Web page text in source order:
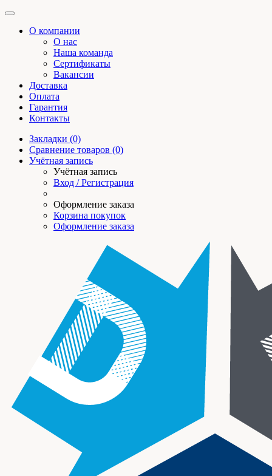
О компании
О нас
Наша команда
Сертификаты
Вакансии
Доставка
Оплата
Гарантия
Контакты
Закладки (0)
Сравнение товаров (0)
Учётная запись
Учётная запись
Вход / Регистрация
Оформление заказа
Корзина покупок
Оформление заказа